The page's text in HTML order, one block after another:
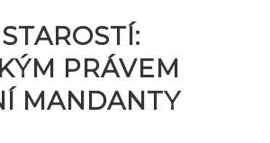
PRÁVEM
MANDANTY